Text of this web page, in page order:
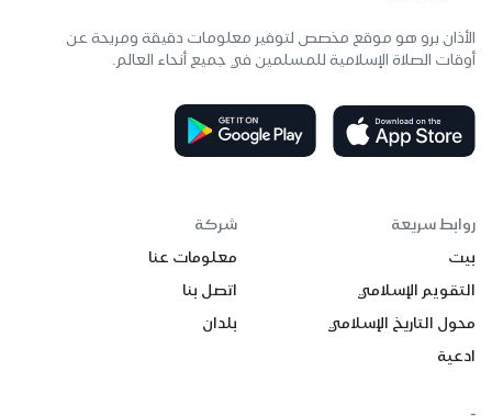
الأذان برو هو موقع مخصص لتوفير معلومات دقيقة ومريحة عن
أوقات الصلاة الإسلامية للمسلمين في جميع أنحاء العالم.
روابط سريعة
بيت
التقويم الإسلامي
محول التاريخ الإسلامي
ادعية
شركة
معلومات عنا
اتصل بنا
بلدان